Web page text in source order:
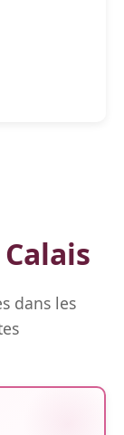
dans les